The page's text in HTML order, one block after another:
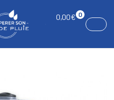
0,00€ 0